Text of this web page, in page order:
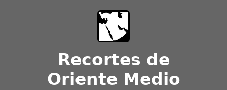
Recortes de
Oriente Medio